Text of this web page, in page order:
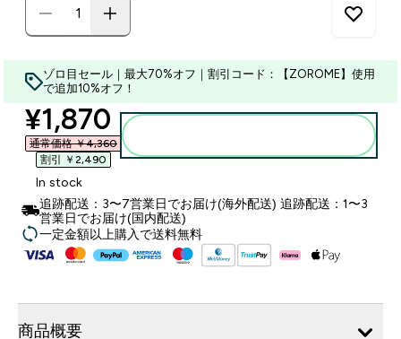
ゾロ目セール｜最大70%オフ｜割引コード：【ZOROME】使用
で追加10%オフ！
discounted price
¥1,870‎
通常価格 ￥4,360‎
割引 ￥2,490‎
In stock
追跡配送：3〜7営業日でお届け(海外配送) 追跡配送：1〜3
営業日でお届け(国内配送)
一定金額以上購入で送料無料
商品概要